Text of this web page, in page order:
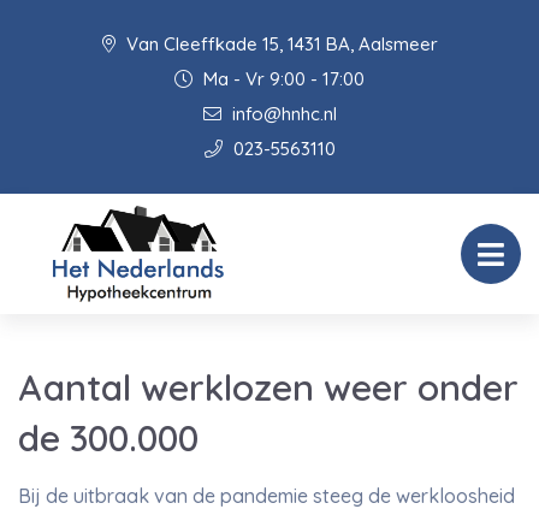
Van Cleeffkade 15, 1431 BA, Aalsmeer
Ma - Vr 9:00 - 17:00
info@hnhc.nl
023-5563110
Aantal werklozen weer onder
de 300.000
Bij de uitbraak van de pandemie steeg de werkloosheid